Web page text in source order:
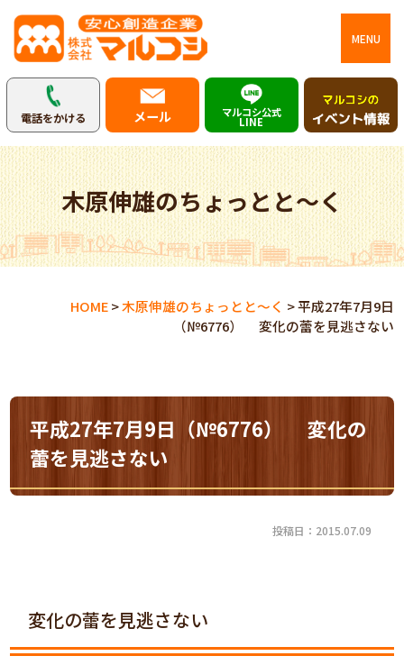
MENU
電話をかける メール マルコシ公式
LINE
木原伸雄のちょっとと～く
HOME>木原伸雄のちょっとと～く >平成27年7月9日
（№6776） 変化の蕾を見逃さない
平成27年7月9日（№6776） 変化の
蕾を見逃さない
投稿日：2015.07.09
変化の蕾を見逃さない